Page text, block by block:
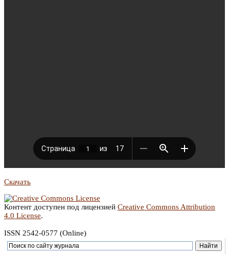
Скачать
Контент доступен под лицензией Creative Commons Attribution
4.0 License.
ISSN 2542-0577 (Online)